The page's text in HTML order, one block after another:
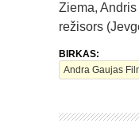
Ziema,
režisors
BIRKAS:
Andra Gaujas